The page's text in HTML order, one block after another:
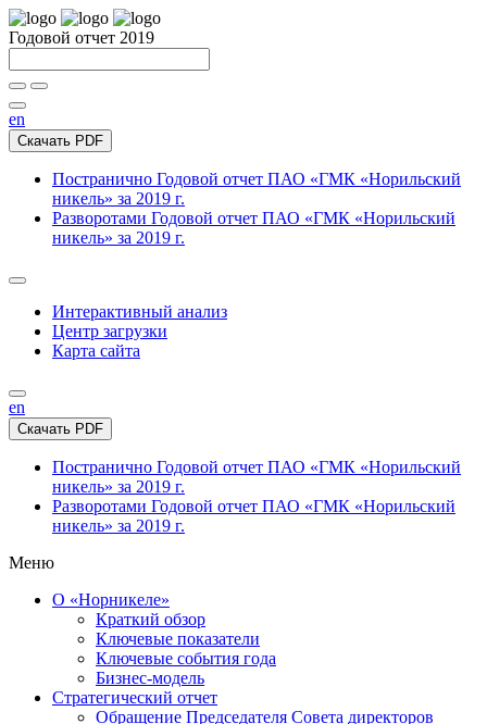
Годовой отчет 2019
en
Скачать PDF
Постранично Годовой отчет ПАО «ГМК «Норильский
никель» за 2019 г.
Разворотами Годовой отчет ПАО «ГМК «Норильский
никель» за 2019 г.
Интерактивный анализ
Центр загрузки
Карта сайта
en
Скачать PDF
Постранично Годовой отчет ПАО «ГМК «Норильский
никель» за 2019 г.
Разворотами Годовой отчет ПАО «ГМК «Норильский
никель» за 2019 г.
Меню
О «Норникеле»
Краткий обзор
Ключевые показатели
Ключевые события года
Бизнес-модель
Стратегический отчет
Обращение Председателя Совета директоров